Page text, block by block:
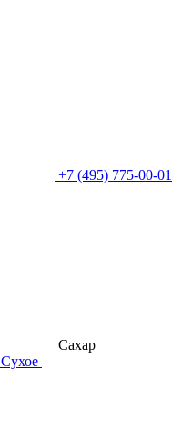
+7 (495) 775-00-01
Сахар
Сухое